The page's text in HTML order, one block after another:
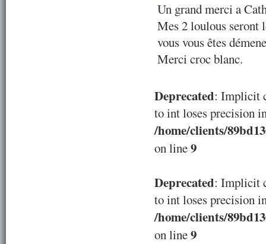
Un grand merci a
Mes 2 loulous seront
vous vous êtes
Merci croc blanc.
Deprecated: Implicit
to int loses precision
/home/clients/
on line9
Deprecated: Implicit
to int loses precision
/home/clients/
on line9